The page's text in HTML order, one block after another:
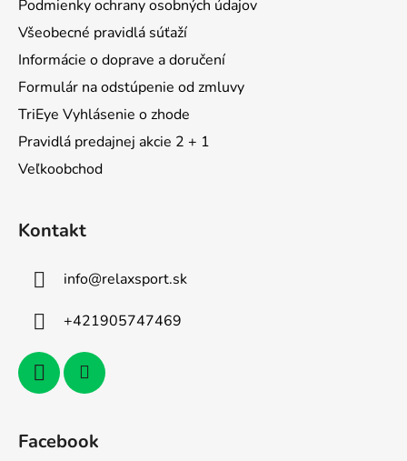
Podmienky ochrany osobných údajov
Všeobecné pravidlá súťaží
Informácie o doprave a doručení
Formulár na odstúpenie od zmluvy
TriEye Vyhlásenie o zhode
Pravidlá predajnej akcie 2 + 1
Veľkoobchod
Kontakt
info@relaxsport.sk
+421905747469
Facebook